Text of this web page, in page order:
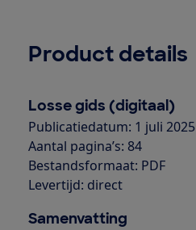
Product details
Losse gids (digitaal)
Publicatiedatum: 1 juli 2025
Aantal pagina’s: 84
Bestandsformaat: PDF
Levertijd: direct
Samenvatting